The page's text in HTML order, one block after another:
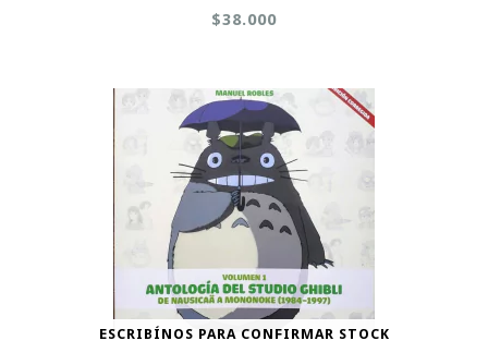
$38.000
ESCRIBÍNOS PARA CONFIRMAR STOCK